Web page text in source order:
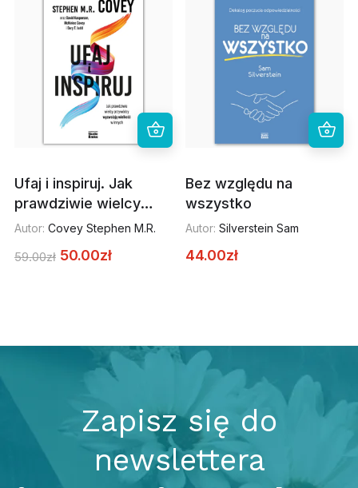
Ufaj i inspiruj. Jak
prawdziwie wielcy
przywódcy wyzwalają
Autor: Covey Stephen M.R.
59.00zł 50.00zł
Bez względu na
wszystko
Autor: Silverstein Sam
44.00zł
Zapisz się do
newslettera